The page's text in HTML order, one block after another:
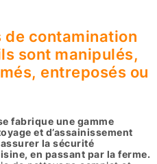
de contamination
sont manipulés,
entreposés ou
fabrique une gamme
et d’assainissement
la sécurité
, en passant par la ferme.